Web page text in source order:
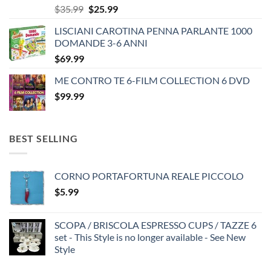
$35.99 Original
was:
$35.99.
$25.99Current
is:
$25.99.
LISCIANI CAROTINA PENNA PARLANTE 1000
DOMANDE 3-6 ANNI
$69.99
ME CONTRO TE 6-FILM COLLECTION 6 DVD
$99.99
BEST SELLING
CORNO PORTAFORTUNA REALE PICCOLO
$5.99
SCOPA / BRISCOLA ESPRESSO CUPS / TAZZE 6
set - This Style is no longer available - See New
Style